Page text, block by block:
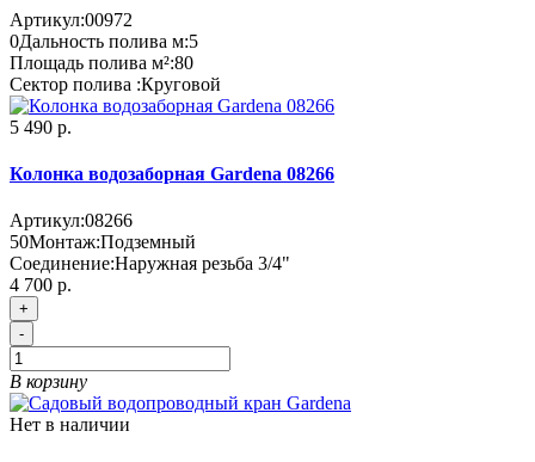
Артикул:00972
0Дальность полива м:5
Площадь полива м²:80
Сектор полива :Круговой
5 490 р.
Колонка водозаборная Gardena 08266
Артикул:08266
50Монтаж:Подземный
Соединение:Наружная резьба 3/4"
4 700 р.
+
-
В корзину
Нет в наличии